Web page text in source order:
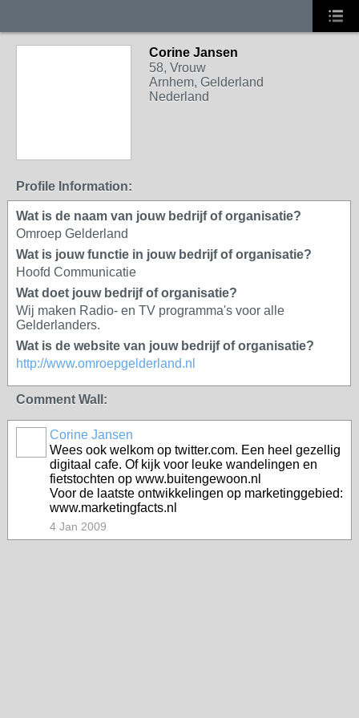
Corine Jansen
58, Vrouw
Arnhem, Gelderland
Nederland
Profile Information:
Wat is de naam van jouw bedrijf of organisatie?
Omroep Gelderland
Wat is jouw functie in jouw bedrijf of organisatie?
Hoofd Communicatie
Wat doet jouw bedrijf of organisatie?
Wij maken Radio- en TV programma's voor alle
Gelderlanders.
Wat is de website van jouw bedrijf of organisatie?
http://www.omroepgelderland.nl
Comment Wall:
Corine Jansen
Wees ook welkom op twitter.com. Een heel gezellig
digitaal cafe. Of kijk voor leuke wandelingen en
fietstochten op www.buitengewoon.nl
Voor de laatste ontwikkelingen op marketinggebied:
www.marketingfacts.nl
4 Jan 2009